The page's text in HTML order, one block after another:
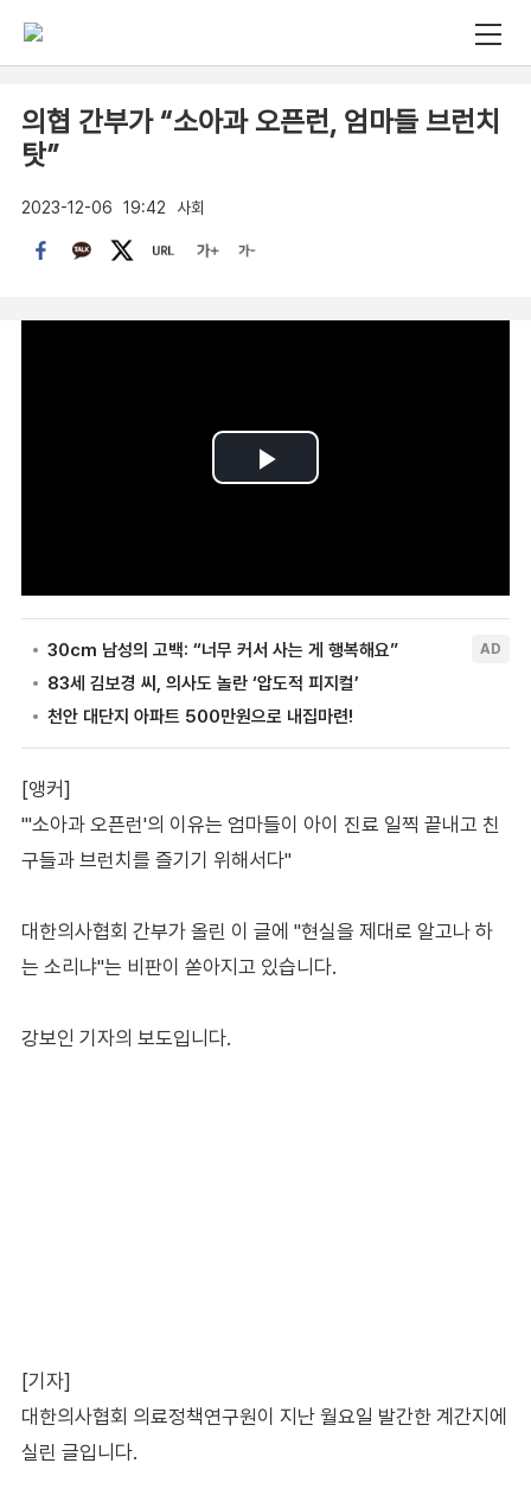
의협 간부가 “소아과 오픈런, 엄마들 브런치
탓”
2023-12-06 19:42 사회
[앵커]
"'소아과 오픈런'의 이유는 엄마들이 아이 진료 일찍 끝내고 친
구들과 브런치를 즐기기 위해서다"
대한의사협회 간부가 올린 이 글에 "현실을 제대로 알고나 하
는 소리냐"는 비판이 쏟아지고 있습니다.
강보인 기자의 보도입니다.
[기자]
대한의사협회 의료정책연구원이 지난 월요일 발간한 계간지에
실린 글입니다.